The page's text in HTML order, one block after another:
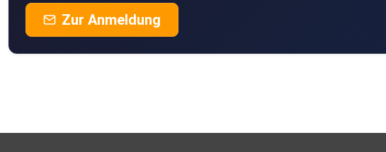
Zur Anmeldung